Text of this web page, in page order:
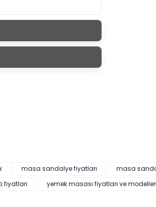
masa sandalye fiyatları masa
fiyatları yemek masası fiyatları ve modelleri